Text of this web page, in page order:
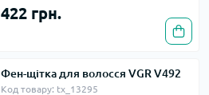
422 грн.
Фен-щітка для волосся VGR V492
Код товару: tx_13295